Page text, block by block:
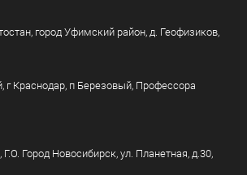
город Уфимский район, д. Геофизиков,
г Краснодар, п Березовый, Профессора
Город Новосибирск, ул. Планетная, д.30,